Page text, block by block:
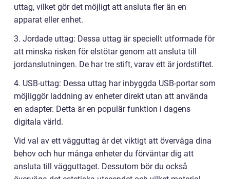
uttag, vilket gör det möjligt att ansluta fler än en
apparat eller enhet.
3. Jordade uttag: Dessa uttag är speciellt utformade för
att minska risken för elstötar genom att ansluta till
jordanslutningen. De har tre stift, varav ett är jordstiftet.
4. USB-uttag: Dessa uttag har inbyggda USB-portar som
möjliggör laddning av enheter direkt utan att använda
en adapter. Detta är en populär funktion i dagens
digitala värld.
Vid val av ett vägguttag är det viktigt att överväga dina
behov och hur många enheter du förväntar dig att
ansluta till vägguttaget. Dessutom bör du också